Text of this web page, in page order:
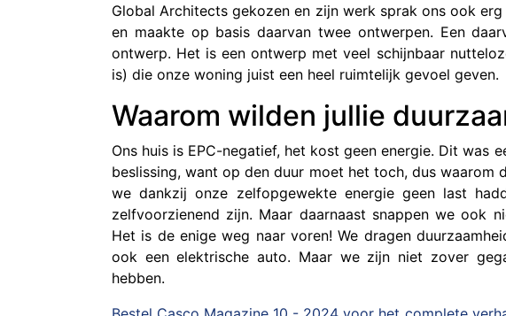
Global Architects gekozen en zijn werk sprak ons ook
en maakte op basis daarvan twee ontwerpen. Een
ontwerp. Het is een ontwerp met veel schijnbaar
is) die onze woning juist een heel ruimtelijk gevoel geven.
Waarom wilden jullie
Ons huis is EPC-negatief, het kost geen energie. Dit was
beslissing, want op den duur moet het toch, dus waarom
we dankzij onze zelfopgewekte energie geen last
zelfvoorzienend zijn. Maar daarnaast snappen we ook
Het is de enige weg naar voren! We dragen
ook een elektrische auto. Maar we zijn niet zover
hebben.